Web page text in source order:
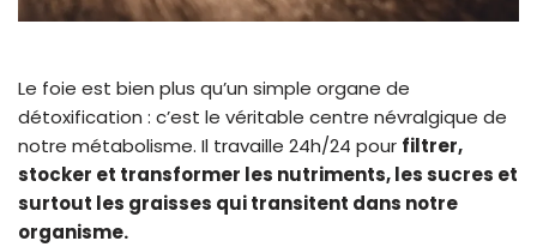
Le foie est bien plus qu’un simple organe de
détoxification : c’est le véritable centre névralgique de
notre métabolisme. Il travaille 24h/24 pour filtrer,
stocker et transformer les nutriments, les sucres et
surtout les graisses qui transitent dans notre
organisme.